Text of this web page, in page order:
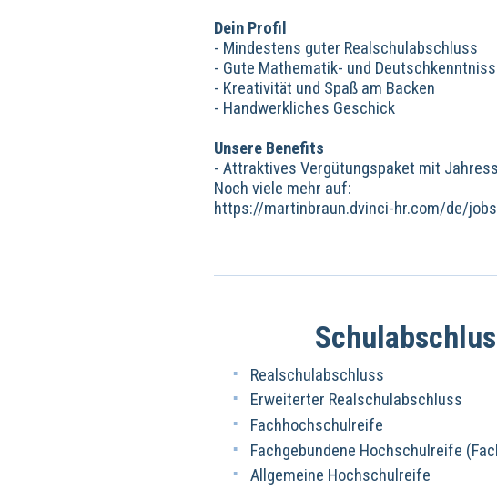
Dein Profil
- Mindestens guter Realschulabschluss
- Gute Mathematik- und
- Kreativität und Spaß am Backen
- Handwerkliches Geschick
Unsere Benefits
- Attraktives Vergütungspaket mit
Noch viele mehr auf:
https://martinbraun.dvinci-hr.com/de/
Realschulabschluss
Erweiterter Realschulabschluss
Fachhochschulreife
Fachgebundene Hochschulreife
Allgemeine Hochschulreife